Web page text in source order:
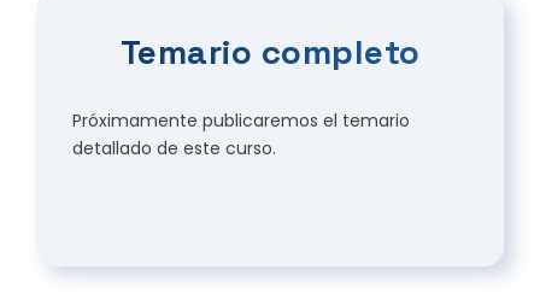
Temario completo
Próximamente publicaremos el temario
detallado de este curso.